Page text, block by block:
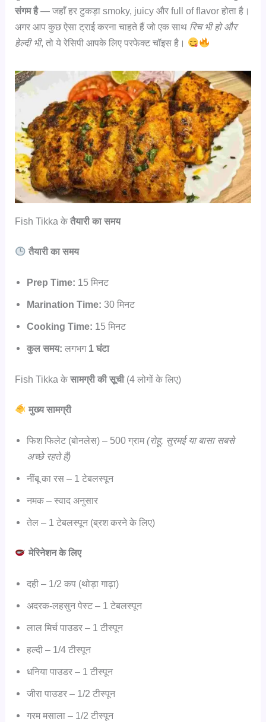
संगम है— जहाँ हर टुकड़ा smoky, juicy और full of flavor होता है।
अगर आप कुछ ऐसा ट्राई करना चाहते हैं जो एक साथ रिच भी हो और
हेल्दी भी, तो ये रेसिपी आपके लिए परफेक्ट चॉइस है।
Fish Tikka केतैयारी का समय
तैयारी का समय
Prep Time: 15 मिनट
Marination Time: 30 मिनट
Cooking Time: 15 मिनट
कुल समय: लगभग 1 घंटा
Fish Tikka केसामग्री की सूची(4 लोगों के लिए)
मुख्य सामग्री
फिश फिलेट (बोनलेस) – 500 ग्राम(रोहू, सुरमई या बासा सबसे
अच्छे रहते हैं)
नींबू का रस – 1 टेबलस्पून
नमक – स्वाद अनुसार
तेल – 1 टेबलस्पून (ब्रश करने के लिए)
मेरिनेशन के लिए
दही – 1/2 कप (थोड़ा गाढ़ा)
अदरक-लहसुन पेस्ट – 1 टेबलस्पून
लाल मिर्च पाउडर – 1 टीस्पून
हल्दी – 1/4 टीस्पून
धनिया पाउडर – 1 टीस्पून
जीरा पाउडर – 1/2 टीस्पून
गरम मसाला – 1/2 टीस्पून